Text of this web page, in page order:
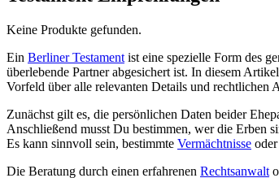
Keine Produkte gefunden.
Ein Berliner Testament ist eine spezielle Form des
überlebende Partner abgesichert ist. In diesem
Vorfeld über alle relevanten Details und rechtlichen
Zunächst gilt es, die persönlichen Daten beider
Anschließend musst Du bestimmen, wer die Erben
Es kann sinnvoll sein, bestimmte Vermächtnisse
Die Beratung durch einen erfahrenen Rechtsanwalt